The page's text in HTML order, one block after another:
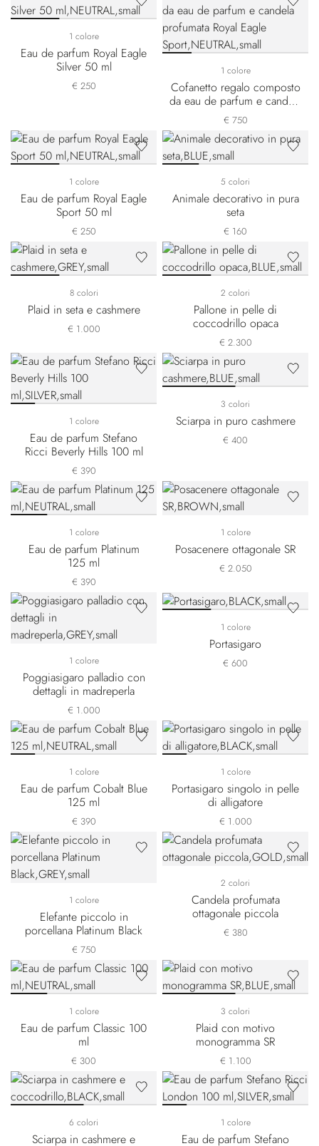
1 colore
Eau de parfum Royal Eagle
Silver 50 ml
€ 250
1 colore
Cofanetto regalo composto
da eau de parfum e candela
profumata Royal Eagle
Sport
€ 750
1 colore
Eau de parfum Royal Eagle
Sport 50 ml
€ 250
5 colori
Animale decorativo in pura
seta
€ 160
8 colori
Plaid in seta e cashmere
€ 1.000
2 colori
Pallone in pelle di
coccodrillo opaca
€ 2.300
1 colore
Eau de parfum Stefano
Ricci Beverly Hills 100 ml
€ 390
3 colori
Sciarpa in puro cashmere
€ 400
1 colore
Eau de parfum Platinum
125 ml
€ 390
1 colore
Posacenere ottagonale SR
€ 2.050
1 colore
Poggiasigaro palladio con
dettagli in madreperla
€ 1.000
1 colore
Portasigaro
€ 600
1 colore
Eau de parfum Cobalt Blue
125 ml
€ 390
1 colore
Portasigaro singolo in pelle
di alligatore
€ 1.000
1 colore
Elefante piccolo in
porcellana Platinum Black
€ 750
2 colori
Candela profumata
ottagonale piccola
€ 380
1 colore
Eau de parfum Classic 100
ml
€ 300
3 colori
Plaid con motivo
monogramma SR
€ 1.100
6 colori
Sciarpa in cashmere e
1 colore
Eau de parfum Stefano